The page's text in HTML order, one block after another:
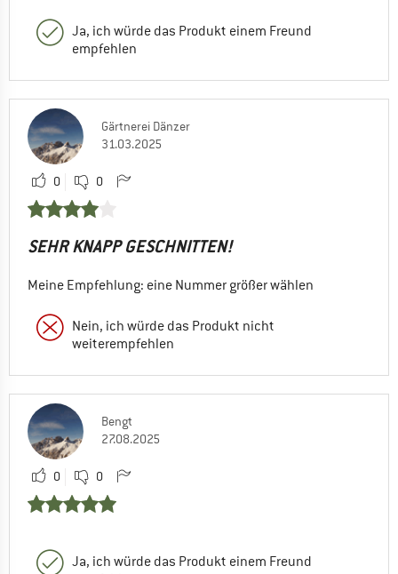
Ja, ich würde das Produkt einem Freund
empfehlen
Gärtnerei Dänzer
31.03.2025
0 0
SEHR KNAPP GESCHNITTEN!
Meine Empfehlung: eine Nummer größer wählen
Nein, ich würde das Produkt nicht
weiterempfehlen
Bengt
27.08.2025
0 0
Ja, ich würde das Produkt einem Freund